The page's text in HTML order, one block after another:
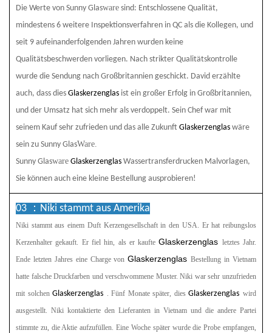
Die Werte von Sunny Glasware sind: Entschlossene Qualität,
mindestens 6 weitere Inspektionsverfahren in QC als die Kollegen, und
seit 9 aufeinanderfolgenden Jahren wurden keine
Qualitätsbeschwerden vorliegen. Nach strikter Qualitätskontrolle
wurde die Sendung nach Großbritannien geschickt. David erzählte
auch, dass dies Glaskerzenglas ist ein großer Erfolg in Großbritannien,
und der Umsatz hat sich mehr als verdoppelt. Sein Chef war mit
seinem Kauf sehr zufrieden und das alle Zukunft Glaskerzenglas wäre
sein zu Sunny GlasWare.
Sunny Glasware Glaskerzenglas Wassertransferdrucken Malvorlagen,
Sie können auch eine kleine Bestellung ausprobieren!
03 ： Niki stammt aus Amerika
Niki stammt aus einem Duft Kerzengesellschaft in den USA. Er hat reibungslos
Kerzenhalter gekauft. Er fiel hin, als er kaufteGlaskerzenglas letztes Jahr.
Ende letzten Jahres eine Charge vonGlaskerzenglas Bestellung in Vietnam
hatte falsche Druckfarben und verschwommene Muster. Niki war sehr unzufrieden
mit solchenGlaskerzenglas . Fünf Monate später, diesGlaskerzenglas wird
ausgestellt. Niki kontaktierte den Lieferanten in Vietnam und die andere Partei
stimmte zu, die Aktie aufzufüllen. Eine Woche später wurde die Probe empfangen,